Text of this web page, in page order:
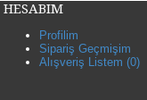
HESABIM
Profilim
Sipariş Geçmişim
Alışveriş Listem (0)